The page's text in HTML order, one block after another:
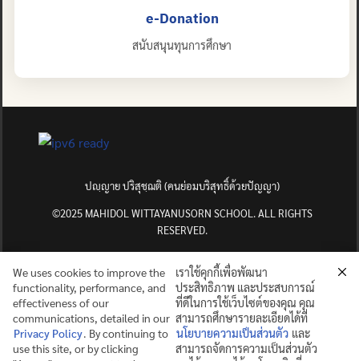
e-Donation
สนับสนุนทุนการศึกษา
ปญฺญาย ปริสุชฺฌติ (คนย่อมบริสุทธิ์ด้วยปัญญา)
©2025 MAHIDOL WITTAYANUSORN SCHOOL. ALL RIGHTS
RESERVED.
We uses cookies to improve the
functionality, performance, and
effectiveness of our
communications, detailed in our
Privacy Policy. By continuing to
use this site, or by clicking
เราใช้คุกกี้เพื่อพัฒนา
ประสิทธิภาพ และประสบการณ์
ที่ดีในการใช้เว็บไซต์ของคุณ คุณ
สามารถศึกษารายละเอียดได้ที่
นโยบายความเป็นส่วนตัว และ
สามารถจัดการความเป็นส่วนตัว